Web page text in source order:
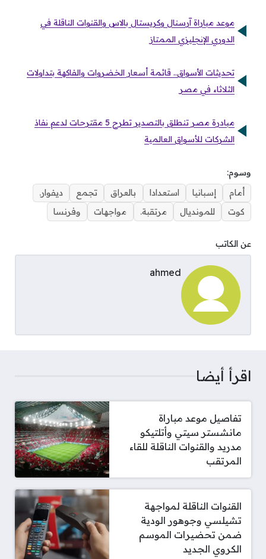
موعد مباراة آرسنال وكريستال بالاس والقنوات الناقلة في
الدوري الإنجليزي الممتاز
تحديثات الأسواق.. قائمة أسعار الخضروات والفاكهة بتداولات
الثلاثاء في مصر
مبادرة مصر تنطلق بالتصدير تطرح 5 مقترحات لدعم نفاذ
الشركات للأسواق العالمية
وسوم:
أمام
إسبانيا استعدادا بالعراق تجمع
ديفوار.
كوت
للمونديال مرتقبة. مواجهات وفرنسا
عن الكاتب
ahmed
اقرأ أيضا
تفاصيل موعد مباراة
مانشستر سيتي وأتلتيكو
مدريد والقنوات الناقلة للقاء
المرتقب
القنوات الناقلة لمواجهة
تشيلسي وجوهور الودية
ضمن تحضيرات الموسم
الكروي الجديد